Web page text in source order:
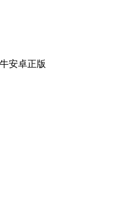
安卓正版